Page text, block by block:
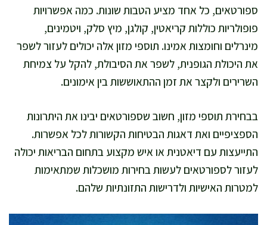
ספורטאים, כל אחד מציע הטבות שונות. כמה אפשרויות
פופולריות כוללות קריאטין, קולגן, מיץ סלק, ויטמינים,
מינרלים וחומצות אמינו. תוספי מזון אלה יכולים לעזור לשפר
את היכולת הגופנית, לשפר את הסיבולת, להקל על צמיחת
השרירים ולקצר את זמן ההתאוששות בין אימונים.
בבחירת תוספי מזון, חשוב שספורטאים יבינו את היתרונות
הספציפיים ואת דאגות הבטיחות הקשורות לכל אפשרות.
התייעצות עם דיאטנית או איש מקצוע בתחום הבריאות יכולה
לעזור לספורטאים לעשות בחירות מושכלות שמתאימות
למטרות האישיות ולדרישות התזונתיות שלהם.